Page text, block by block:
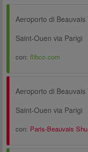
Aeroporto di Beauvais
Saint-Ouen via Parigi
con: flibco.com
Aeroporto di Beauvais
Saint-Ouen via Parigi
con: Paris-Beauvais Shuttle